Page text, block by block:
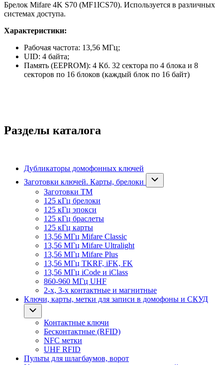
Брелок Mifare 4K S70 (MF1ICS70). Используется в различных
системах доступа.
Характеристики:
Рабочая частота: 13,56 МГц;
UID: 4 байта;
Память (EEPROM): 4 Кб. 32 сектора по 4 блока и 8
секторов по 16 блоков (каждый блок по 16 байт)
Разделы каталога
Дубликаторы домофонных ключей
Заготовки ключей. Карты, брелоки
Заготовки ТМ
125 кГц брелоки
125 кГц эпокси
125 кГц браслеты
125 кГц карты
13,56 МГц Mifare Classic
13,56 МГц Mifare Ultralight
13,56 МГц Mifare Plus
13,56 МГц TKRF, iFK, FK
13,56 МГц iCode и iClass
860-960 МГц UHF
2-х, 3-х контактные и магнитные
Ключи, карты, метки для записи в домофоны и СКУД
Контактные ключи
Бесконтактные (RFID)
NFC метки
UHF RFID
Пульты для шлагбаумов, ворот